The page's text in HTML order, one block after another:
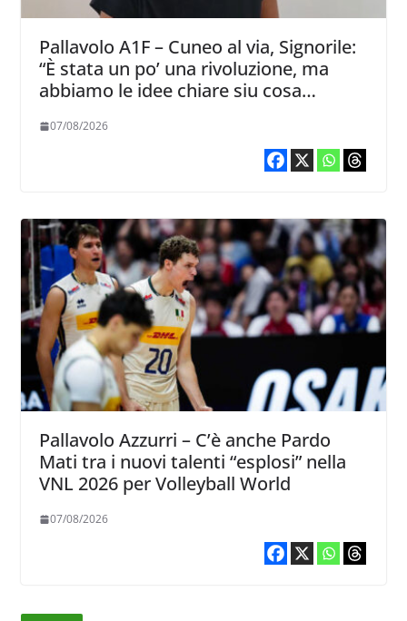
Pallavolo A1F – Cuneo al via, Signorile:
“È stata un po’ una rivoluzione, ma
abbiamo le idee chiare siu cosa
07/08/2026
Pallavolo Azzurri – C’è anche Pardo
Mati tra i nuovi talenti “esplosi” nella
VNL 2026 per Volleyball World
07/08/2026